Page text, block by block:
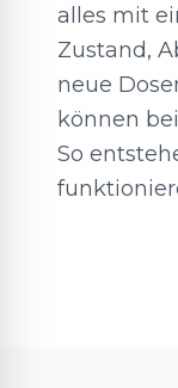
alles mit
Zustand,
neue
können
So